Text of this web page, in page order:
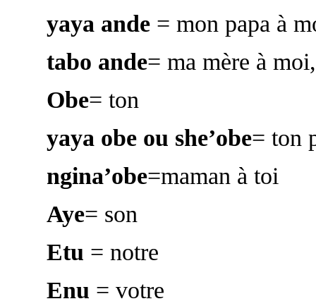
yaya ande= mon papa à
tabo ande= ma mère à
Obe= ton
yaya obe ou she’obe= ton
ngina’obe=maman à toi
Aye= son
Etu = notre
Enu = votre